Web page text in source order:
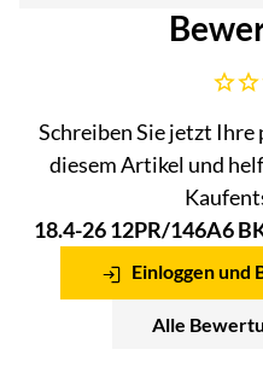
Noch
Schreiben Sie jetzt
diesem Artikel und
18.4-26 12PR/146A6
Einloggen und
Alle